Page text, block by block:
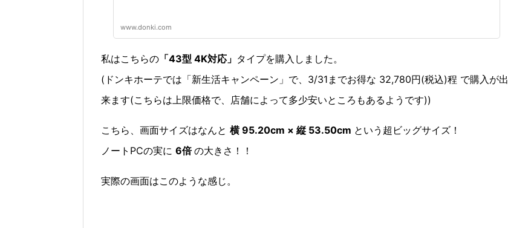
www.donki.com
私はこちらの 「43型 4K対応」 タイプを購入しました。
(ドンキホーテでは「新生活キャンペーン」で、3/31までお得な 32,780円(税込)程 で購入が出
来ます(こちらは上限価格で、店舗によって多少安いところもあるようです))
こちら、画面サイズはなんと 横 95.20cm × 縦 53.50cm という超ビッグサイズ！
ノートPCの実に 6倍の大きさ！！
実際の画面はこのような感じ。